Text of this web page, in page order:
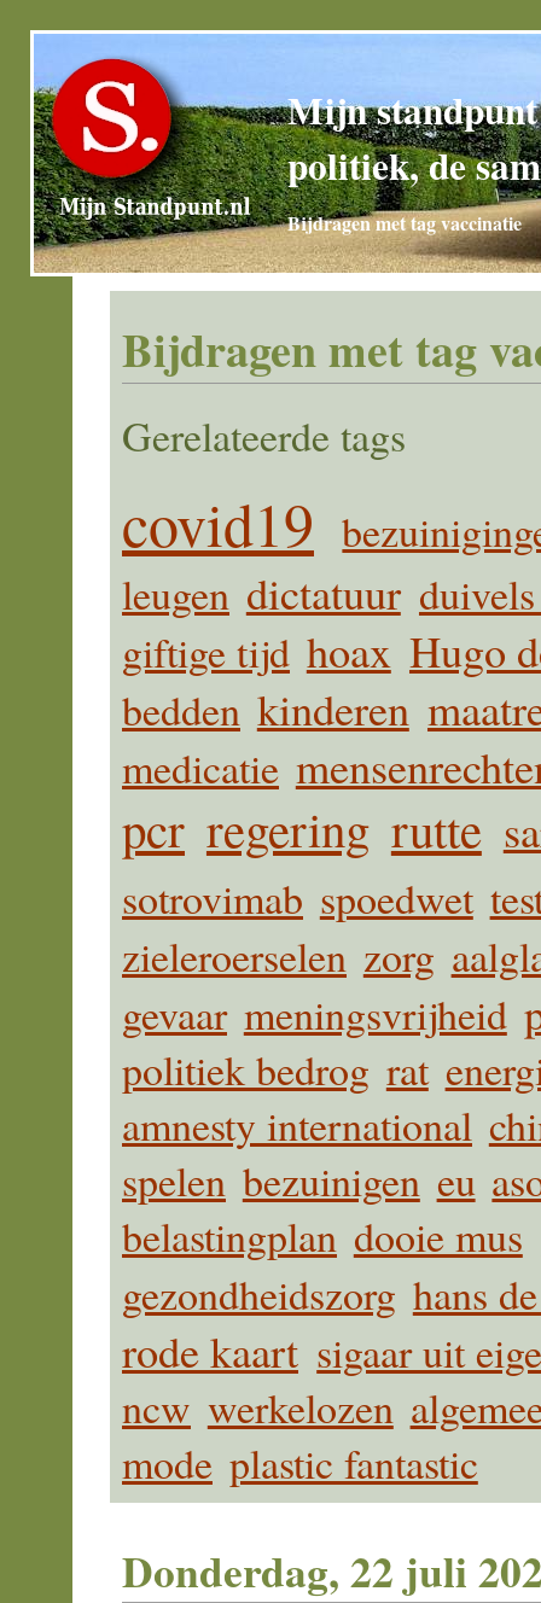
Mijn
politiek, de
Bijdragen met tag vaccinatie
Bijdragen met tag
Gerelateerde tags
covid19
leugen dictatuur
giftige tijd hoax Hugo
bedden kinderen
medicatie
pcr regering rutte
sotrovimab spoedwet
zieleroerselen zorg
gevaar meningsvrijheid
politiek bedrog rat
amnesty international
spelen bezuinigen eu
belastingplan dooie mus
gezondheidszorg hans
rode kaart sigaar uit
ncw werkelozen
mode plastic fantastic
Donderdag, 22 juli